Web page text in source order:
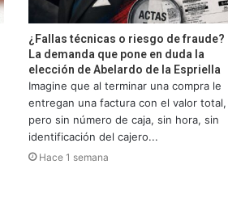
¿Fallas técnicas o riesgo de fraude?
La demanda que pone en duda la
elección de Abelardo de la Espriella
Imagine que al terminar una compra le
entregan una factura con el valor total,
pero sin número de caja, sin hora, sin
identificación del cajero...
Hace 1 semana